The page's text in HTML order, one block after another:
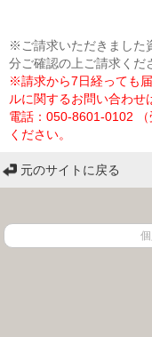
※ご請求いただきました
分ご確認の上ご請求くだ
※請求から7日経っても
ルに関するお問い合わせ
電話：050-8601-0102
ください。
元のサイトに戻る